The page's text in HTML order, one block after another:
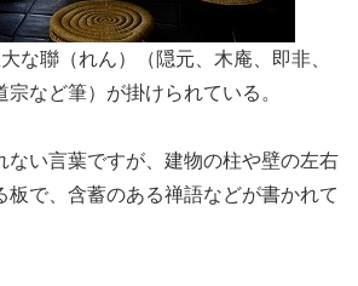
な聯（れん）（隠元、木庵、即非、
など筆）が掛けられている。
ない言葉ですが、建物の柱や壁の左右
板で、含蓄のある禅語などが書かれて